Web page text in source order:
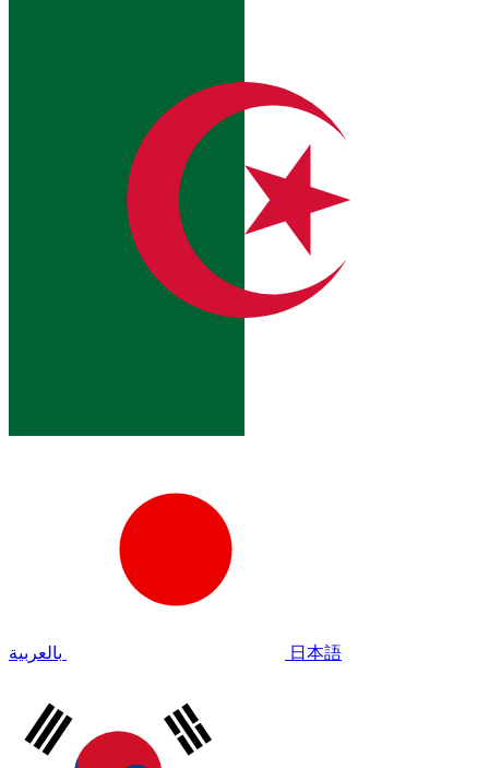
بالعربية 日本語